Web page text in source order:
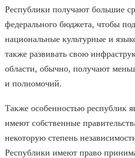
Республики получают большие
федерального бюджета, чтобы
национальные культурные и
также развивать свою
области, обычно, получают
и полномочий.
Также особенностью республик
имеют собственные
некоторую степень
Республики имеют право